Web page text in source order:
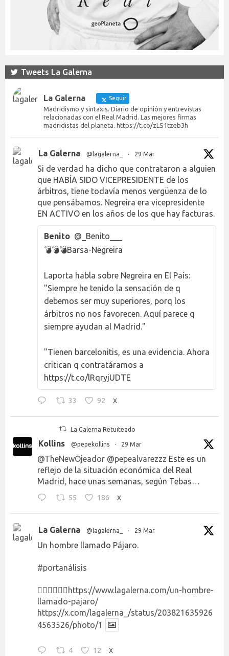
Tweets La Galerna
La Galerna Seguir
Madridismo y sintaxis. Diario de opinión y entrevistas
relacionadas con el Real Madrid. Las mejores firmas
madridistas del planeta. https://t.co/zLS1tzeb3h
La Galerna @lagalerna_ · 29 Mar
Si de verdad ha dicho que contrataron a alguien
que HABÍA SIDO VICEPRESIDENTE de los
árbitros, tiene todavía menos vergüenza de lo
que pensábamos. Negreira era vicepresidente
EN ACTIVO en los años de los que hay facturas.
Benito @_Benito___
💣💣💣Barsa-Negreira
Laporta habla sobre Negreira en El País:
"Siempre he tenido la sensación de q
debemos ser muy superiores, porq los
árbitros no nos favorecen. Aquí parece q
siempre ayudan al Madrid."
"Tienen barcelonitis, es una evidencia. Ahora
critican q contratáramos a
https://t.co/lRqryjUDTE
33 92 X
La Galerna Retuiteado
Kollins @pepekollins · 29 Mar
@TheNewOjeador @pepealvarezzz Este es un
reflejo de la situación económica del Real
Madrid, hace unas semanas, según Tebas…
55 186 X
La Galerna @lagalerna_ · 29 Mar
Un hombre llamado Pájaro.
#portanálisis
👉🏻👉🏻👉🏻 https://www.lagalerna.com/un-hombre-
llamado-pajaro/
https://x.com/lagalerna_/status/203821635926
4563526/photo/1
4 12 X